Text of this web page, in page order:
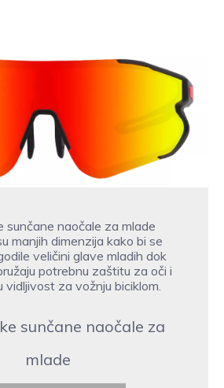
sunčane naočale za mlade
manjih dimenzija kako bi se
veličini glave mladih dok
potrebnu zaštitu za oči i
vidljivost za vožnju biciklom.
sunčane naočale za
mlade